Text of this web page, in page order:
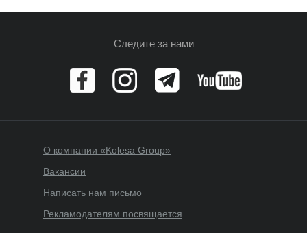
Следите за нами
О компании «Kolesa Group»
Вакансии
Написать нам письмо
Рекламодателям посвящается